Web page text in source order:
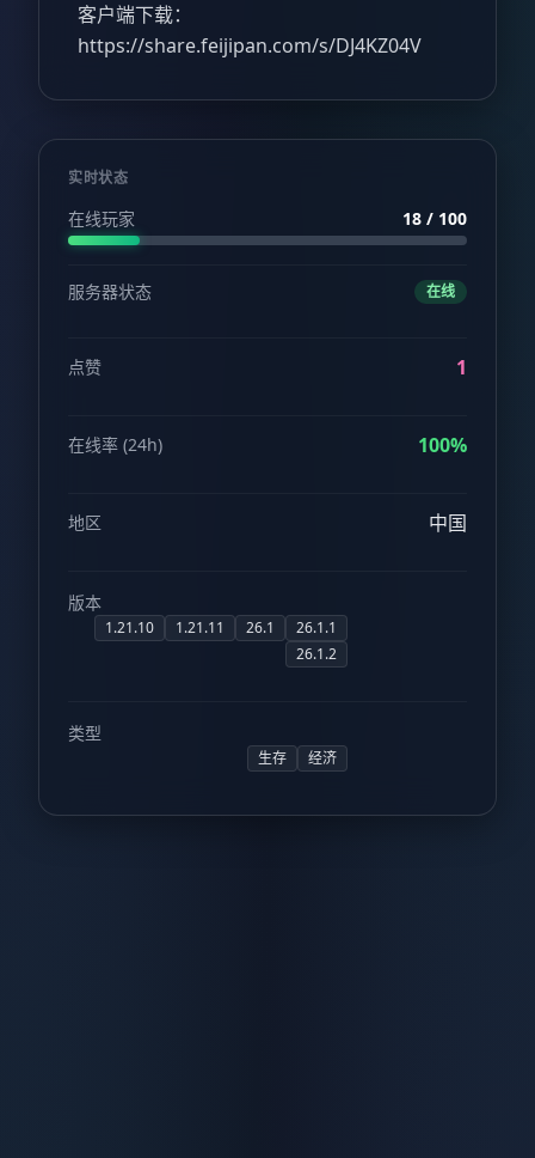
客户端下载：
https://share.feijipan.com/s/DJ4KZ04V
实时状态
在线玩家 18 / 100
服务器状态 在线
点赞 1
在线率 (24h) 100%
地区 中国
版本
1.21.10 1.21.11 26.1
26.1.1
26.1.2
类型
生存 经济